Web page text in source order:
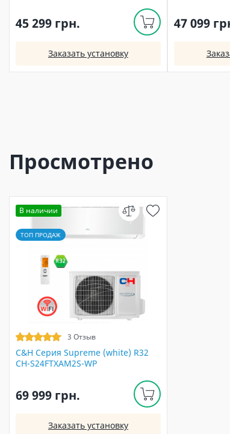
45 299 грн.
Заказать установку
47 099
Просмотрено
В наличии
ТОП ПРОДАЖ
3 Отзыв
C&H Серия Supreme (white) R32
CH-S24FTXAM2S-WP
69 999 грн.
Заказать установку